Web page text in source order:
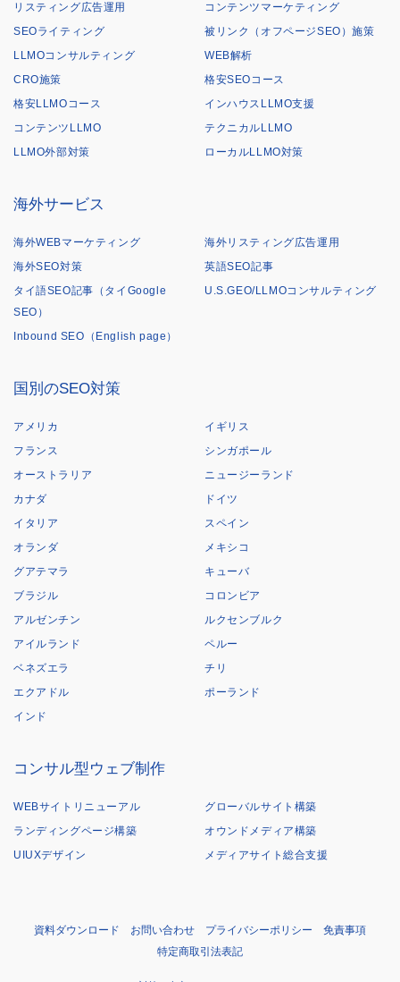
リスティング広告運用
コンテンツマーケティング
SEOライティング
被リンク（オフページSEO）施策
LLMOコンサルティング
WEB解析
CRO施策
格安SEOコース
格安LLMOコース
インハウスLLMO支援
コンテンツLLMO
テクニカルLLMO
LLMO外部対策
ローカルLLMO対策
海外サービス
海外WEBマーケティング
海外リスティング広告運用
海外SEO対策
英語SEO記事
タイ語SEO記事（タイGoogle
SEO）
U.S.GEO/LLMOコンサルティング
Inbound SEO（English page）
国別のSEO対策
アメリカ
イギリス
フランス
シンガポール
オーストラリア
ニュージーランド
カナダ
ドイツ
イタリア
スペイン
オランダ
メキシコ
グアテマラ
キューバ
ブラジル
コロンビア
アルゼンチン
ルクセンブルク
アイルランド
ペルー
ベネズエラ
チリ
エクアドル
ポーランド
インド
コンサル型ウェブ制作
WEBサイトリニューアル
グローバルサイト構築
ランディングページ構築
オウンドメディア構築
UIUXデザイン
メディアサイト総合支援
資料ダウンロード お問い合わせ プライバシーポリシー
免責事項
特定商取引法表記